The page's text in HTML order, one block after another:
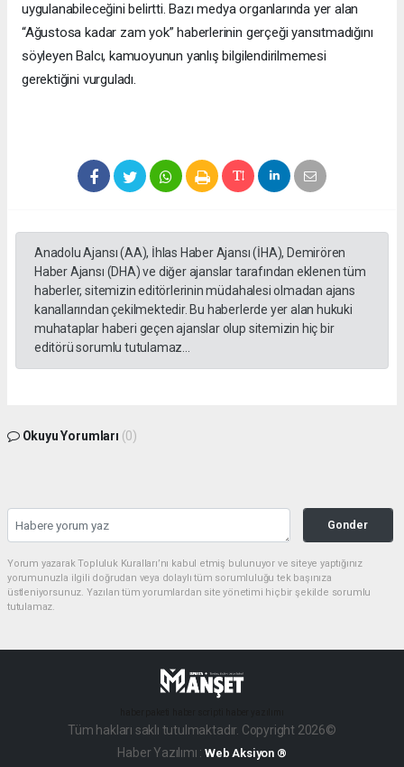
uygulanabileceğini belirtti. Bazı medya organlarında yer alan
“Ağustosa kadar zam yok” haberlerinin gerçeği yansıtmadığını
söyleyen Balcı, kamuoyunun yanlış bilgilendirilmemesi
gerektiğini vurguladı.
Anadolu Ajansı (AA), İhlas Haber Ajansı (İHA), Demirören
Haber Ajansı (DHA) ve diğer ajanslar tarafından eklenen tüm
haberler, sitemizin editörlerinin müdahalesi olmadan ajans
kanallarından çekilmektedir. Bu haberlerde yer alan hukuki
muhataplar haberi geçen ajanslar olup sitemizin hiç bir
editörü sorumlu tutulamaz...
Okuyu Yorumları (0)
Gonder
Yorum yazarak Topluluk Kuralları’nı kabul etmiş bulunuyor ve siteye yaptığınız
yorumunuzla ilgili doğrudan veya dolaylı tüm sorumluluğu tek başınıza
üstleniyorsunuz. Yazılan tüm yorumlardan site yönetimi hiçbir şekilde sorumlu
tutulamaz.
Tüm hakları saklı tutulmaktadır. Copyright 2026©
Haber Yazılımı :Web Aksiyon ®